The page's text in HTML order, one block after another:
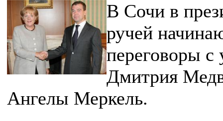
В Сочи в
ручей
переговоры с
Дмитрия
Ангелы Меркель.